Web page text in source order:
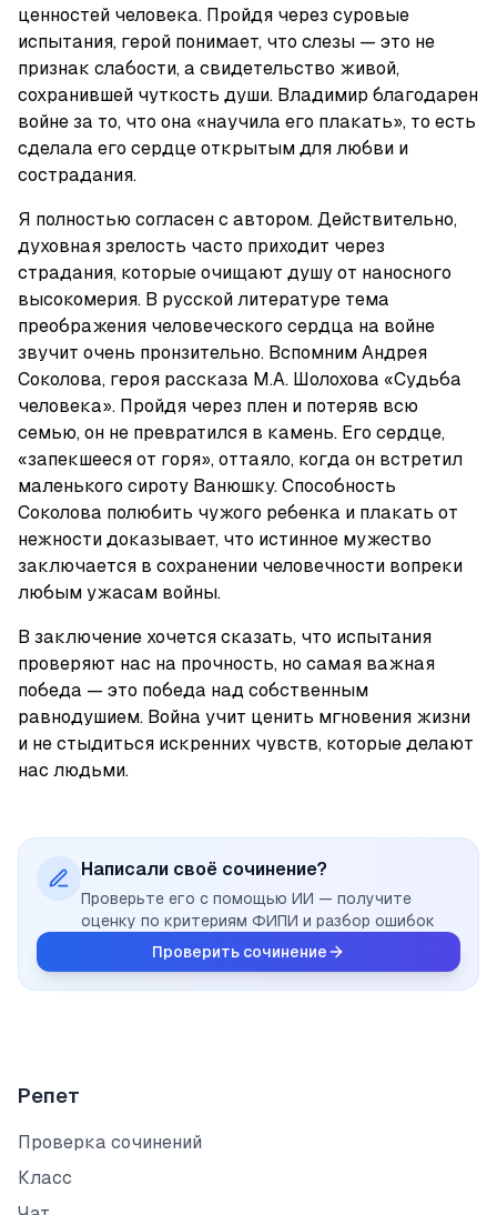
ценностей человека. Пройдя через суровые
испытания, герой понимает, что слезы — это не
признак слабости, а свидетельство живой,
сохранившей чуткость души. Владимир благодарен
войне за то, что она «научила его плакать», то есть
сделала его сердце открытым для любви и
сострадания.
Я полностью согласен с автором. Действительно,
духовная зрелость часто приходит через
страдания, которые очищают душу от наносного
высокомерия. В русской литературе тема
преображения человеческого сердца на войне
звучит очень пронзительно. Вспомним Андрея
Соколова, героя рассказа М.А. Шолохова «Судьба
человека». Пройдя через плен и потеряв всю
семью, он не превратился в камень. Его сердце,
«запекшееся от горя», оттаяло, когда он встретил
маленького сироту Ванюшку. Способность
Соколова полюбить чужого ребенка и плакать от
нежности доказывает, что истинное мужество
заключается в сохранении человечности вопреки
любым ужасам войны.
В заключение хочется сказать, что испытания
проверяют нас на прочность, но самая важная
победа — это победа над собственным
равнодушием. Война учит ценить мгновения жизни
и не стыдиться искренних чувств, которые делают
нас людьми.
Написали своё сочинение?
Проверьте его с помощью ИИ — получите
оценку по критериям ФИПИ и разбор ошибок
Проверить сочинение
Репет
Проверка сочинений
Класс